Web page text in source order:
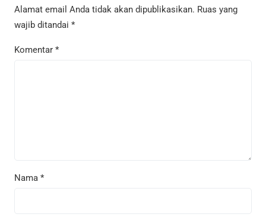
Alamat email Anda tidak akan dipublikasikan. Ruas yang
wajib ditandai *
Komentar *
Nama *